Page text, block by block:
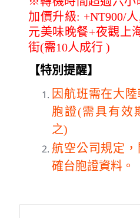
加價升級: +NT900/
元美味晚餐+夜觀上
街(需10人成行 )
【特別提醒】
因航班需在大
胞證(需具有效
之)
航空公司規定
確台胞證資料。